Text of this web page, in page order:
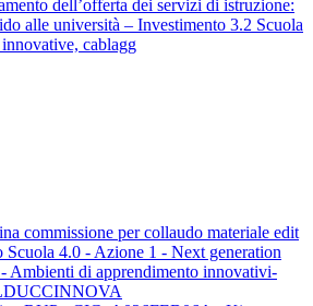
dell’offerta dei servizi di istruzione:
alle università – Investimento 3.2 Scuola
cablagg
commissione per collaudo materiale edit
Scuola 4.0 - Azione 1 - Next generation
- Ambienti di apprendimento innovativi-